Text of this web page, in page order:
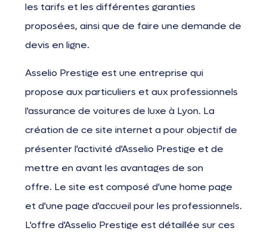
les tarifs et les différentes garanties
proposées, ainsi que de faire une demande de
devis en ligne.
Asselio Prestige est une entreprise qui
propose aux particuliers et aux professionnels
l'assurance de voitures de luxe à Lyon. La
création de ce site internet a pour objectif de
présenter l'activité d'Asselio Prestige et de
mettre en avant les avantages de son
offre. Le site est composé d'une home page
et d'une page d'accueil pour les professionnels.
L'offre d'Asselio Prestige est détaillée sur ces